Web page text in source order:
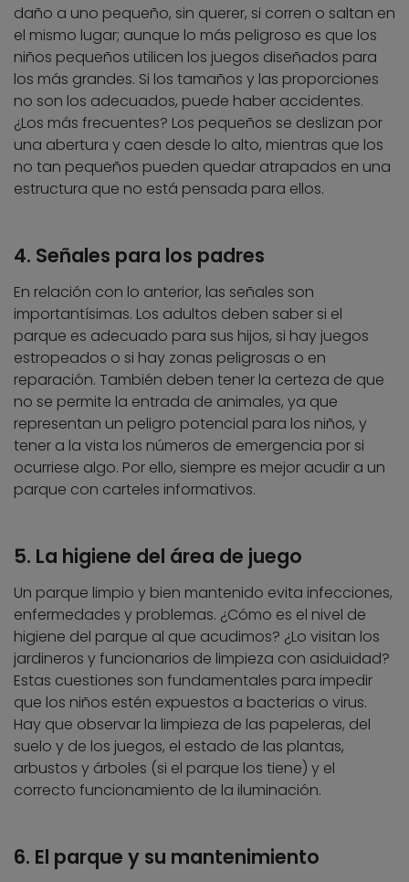
daño a uno pequeño, sin querer, si corren o saltan en
el mismo lugar; aunque lo más peligroso es que los
niños pequeños utilicen los juegos diseñados para
los más grandes. Si los tamaños y las proporciones
no son los adecuados, puede haber accidentes.
¿Los más frecuentes? Los pequeños se deslizan por
una abertura y caen desde lo alto, mientras que los
no tan pequeños pueden quedar atrapados en una
estructura que no está pensada para ellos.
4. Señales para los padres
En relación con lo anterior, las señales son
importantísimas. Los adultos deben saber si el
parque es adecuado para sus hijos, si hay juegos
estropeados o si hay zonas peligrosas o en
reparación. También deben tener la certeza de que
no se permite la entrada de animales, ya que
representan un peligro potencial para los niños, y
tener a la vista los números de emergencia por si
ocurriese algo. Por ello, siempre es mejor acudir a un
parque con carteles informativos.
5. La higiene del área de juego
Un parque limpio y bien mantenido evita infecciones,
enfermedades y problemas. ¿Cómo es el nivel de
higiene del parque al que acudimos? ¿Lo visitan los
jardineros y funcionarios de limpieza con asiduidad?
Estas cuestiones son fundamentales para impedir
que los niños estén expuestos a bacterias o virus.
Hay que observar la limpieza de las papeleras, del
suelo y de los juegos, el estado de las plantas,
arbustos y árboles (si el parque los tiene) y el
correcto funcionamiento de la iluminación.
6. El parque y su mantenimiento